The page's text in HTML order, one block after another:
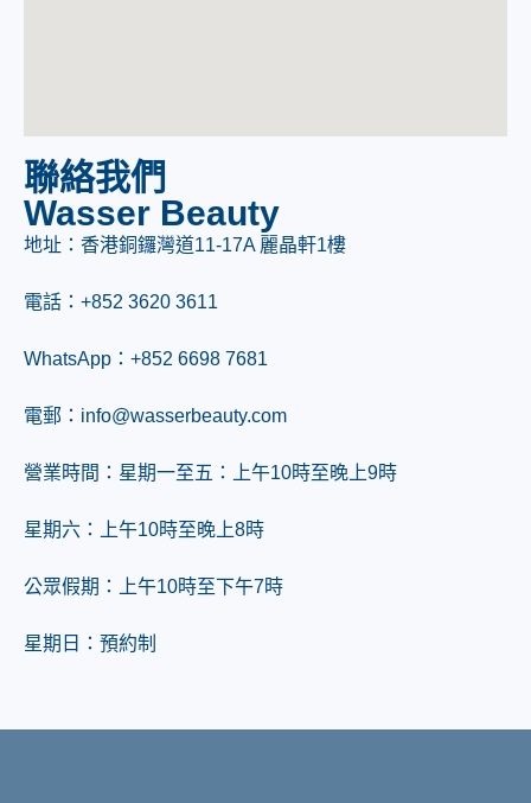
聯絡我們
Wasser Beauty
地址：香港銅鑼灣道11-17A 麗晶軒1樓
電話： +852 3620 3611
WhatsApp： +852 6698 7681
電郵：info@wasserbeauty.com
營業時間：星期一至五：上午10時至晚上9時
星期六：上午10時至晚上8時
公眾假期：上午10時至下午7時
星期日：預約制